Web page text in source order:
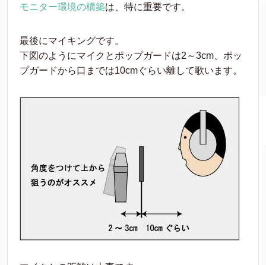
モニター環境の構築は、特に重要です。
最後にマイキングです。
下図のようにマイクとポップガードは2～3cm、ポッ
プガードから口までは10cmぐらい離して歌います。